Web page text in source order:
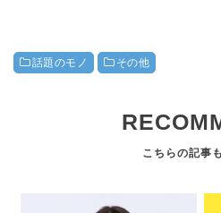
話題のモノ その他